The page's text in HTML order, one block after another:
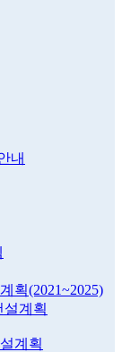
내
획(2021~2025)
설계획
계획